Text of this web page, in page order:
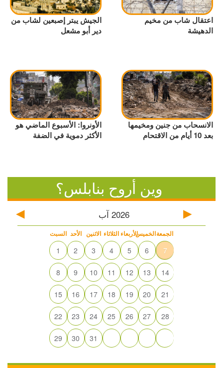
اعتقال شاب من مخيم
الدهيشة
الجيش يبتر إصبعين لشاب من
دير أبو مشعل
الانسحاب من جنين ومخيمها
بعد 10 أيام من الاقتحام
الأونروا: الأسبوع الماضي هو
الأكثر دموية في الضفة
وين أروح بنابلس؟
2026 آب
السبت الأحد الاثنين الثلاثاء الأربعاءالخميسالجمعة
1 2 3 4 5 6 7
8 9 10 11 12 13 14
15 16 17 18 19 20 21
22 23 24 25 26 27 28
29 30 31